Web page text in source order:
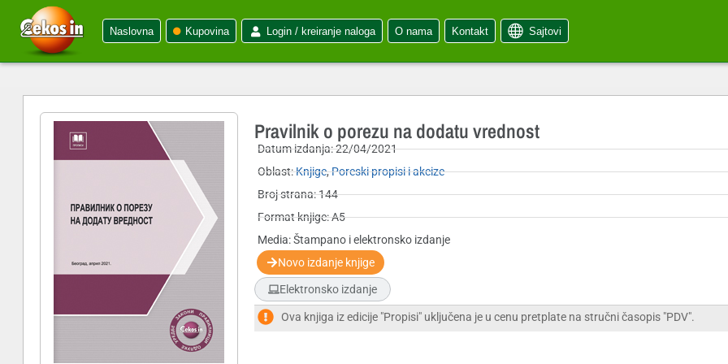
Naslovna Kupovina Login / kreiranje naloga O nama Kontakt Sajtovi
Pravilnik o porezu na dodatu vrednost
Datum izdanja:22/04/2021
Oblast:Knjige,Poreski propisi i akcize
Broj strana: 144
Format knjige: A5
Media: Štampano i elektronsko izdanje
Novo izdanje knjige
Elektronsko izdanje
Ova knjiga iz edicije "Propisi" uključena je u cenu pretplate na stručni časopis "PDV".